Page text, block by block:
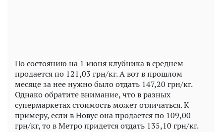
По состоянию на 1 июня клубника в среднем
продается по 121,03 грн/кг. А вот в прошлом
месяце за нее нужно было отдать 147,20 грн/кг.
Однако обратите внимание, что в разных
супермаркетах стоимость может отличаться. К
примеру, если в Новус она продается по 109,00
грн/кг, то в Метро придется отдать 135,10 грн/кг.